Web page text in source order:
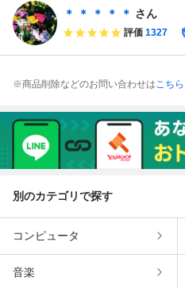
＊ ＊ ＊ ＊ ＊ さん
評価 1327
※商品削除などのお問い合わせはこちら
別のカテゴリで探す
コンピュータ
音楽